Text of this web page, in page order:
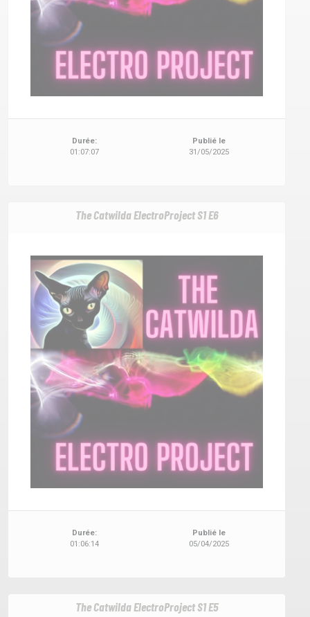
Durée:
01:07:07
Publié le
31/05/2025
The Catwilda ElectroProject S1 E6
Durée:
01:06:14
Publié le
05/04/2025
The Catwilda ElectroProject S1 E5